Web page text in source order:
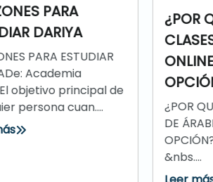
PARA
DARIYA
PARA ESTUDIAR
Academia
objetivo principal de
persona cuan....
¿POR
ONLINE
¿POR
DE ÁRABE
&nbs....